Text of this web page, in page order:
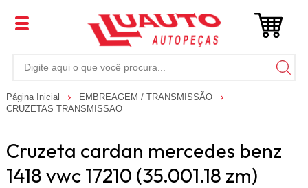
Página Inicial
EMBREAGEM / TRANSMISSÃO
CRUZETAS TRANSMISSAO
Cruzeta cardan mercedes benz
1418 vwc 17210 (35.001.18 zm)